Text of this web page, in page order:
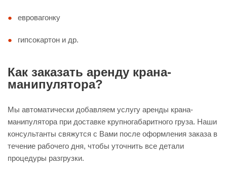
евровагонку
гипсокартон и др.
Как заказать аренду крана-
манипулятора?
Мы автоматически добавляем услугу аренды крана-
манипулятора при доставке крупногабаритного груза. Наши
консультанты свяжутся с Вами после оформления заказа в
течение рабочего дня, чтобы уточнить все детали
процедуры разгрузки.